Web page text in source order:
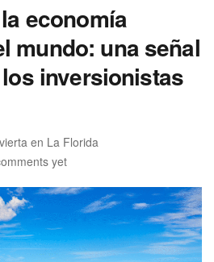
economía
mundo: una señal
inversionistas
en La Florida
yet